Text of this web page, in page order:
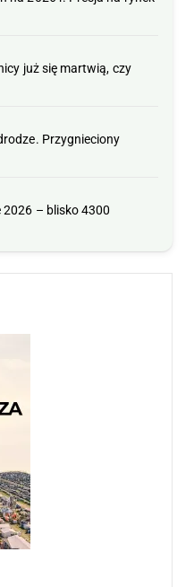
już się martwią, czy
Przygnieciony
– blisko 4300